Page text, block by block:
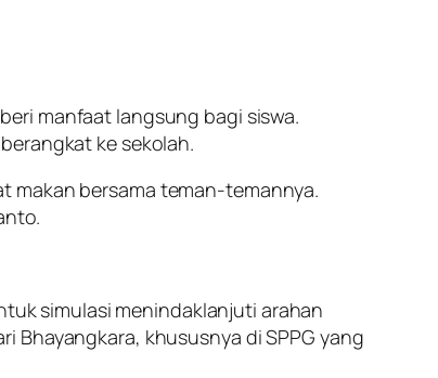
manfaat langsung bagi siswa.
ke sekolah.
makan bersama teman-temannya.
simulasi menindaklanjuti arahan
Bhayangkara, khususnya di SPPG yang